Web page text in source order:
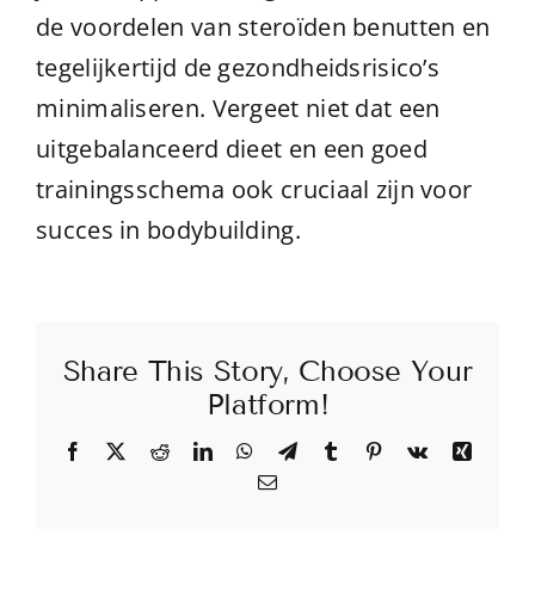
de voordelen van steroïden benutten en
tegelijkertijd de gezondheidsrisico’s
minimaliseren. Vergeet niet dat een
uitgebalanceerd dieet en een goed
trainingsschema ook cruciaal zijn voor
succes in bodybuilding.
Share This Story, Choose Your
Platform!
Facebook RedditLinkedInWhatsApp
TelegramTumblr Pinterest
Vk
Xing
Email